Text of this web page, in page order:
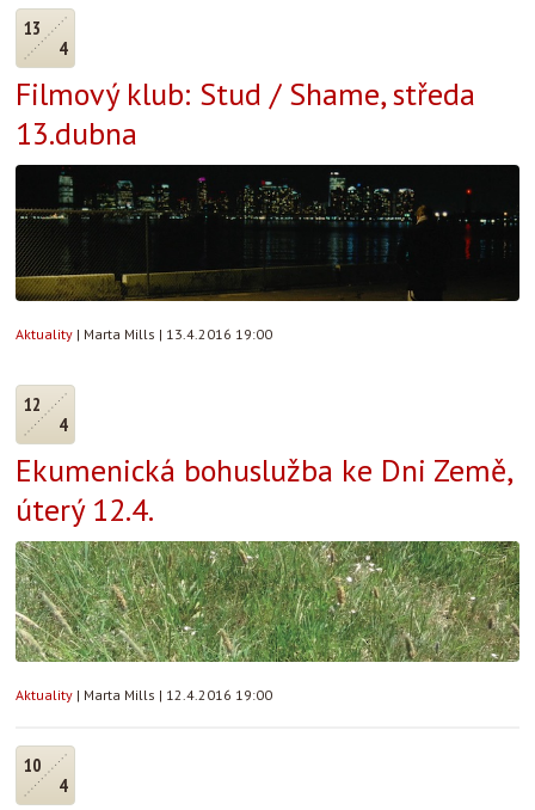
13
4
Filmový klub: Stud / Shame, středa
13.dubna
Aktuality | Marta Mills | 13.4.2016 19:00
12
4
Ekumenická bohuslužba ke Dni Země,
úterý 12.4.
Aktuality | Marta Mills | 12.4.2016 19:00
10
4